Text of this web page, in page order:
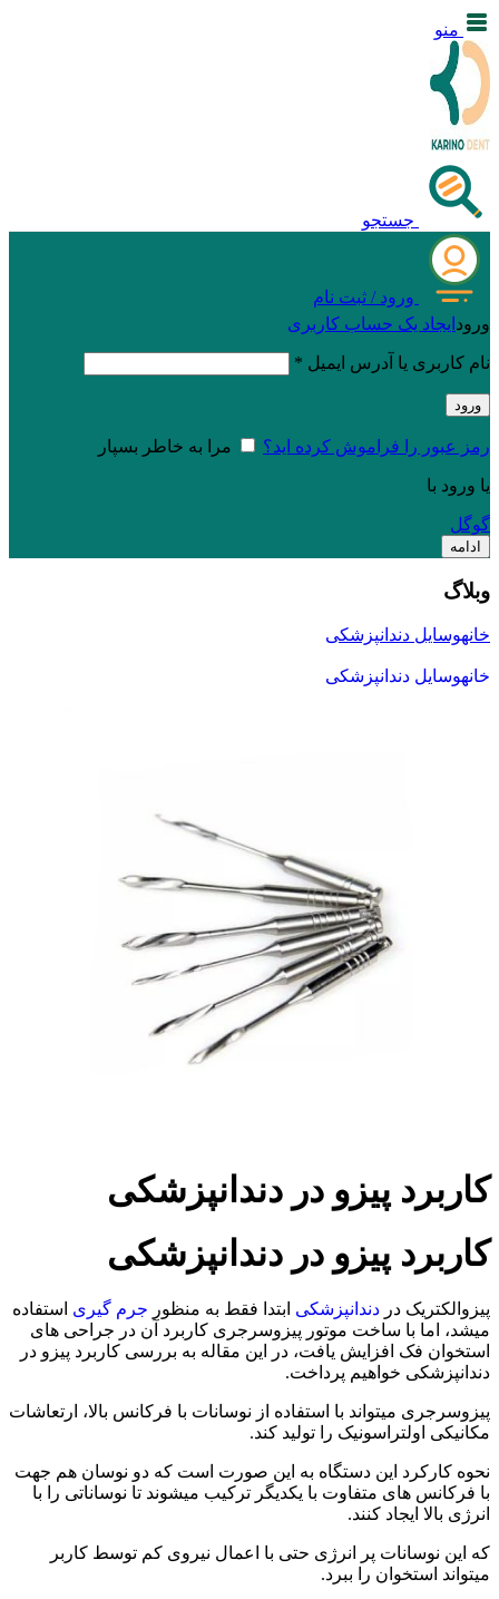
منو
جستجو
ورود / ثبت نام
ورود ایجاد یک حساب کاربری
نام کاربری یا آدرس ایمیل *
ورود
رمز عبور را فراموش کرده اید؟ مرا به خاطر بسپار
یا ورود با
گوگل
ادامه
وبلاگ
خانهوسایل دندانپزشکی
خانهوسایل دندانپزشکی
کاربرد پیزو در دندانپزشکی
کاربرد پیزو در دندانپزشکی
پیزوالکتریک در دندانپزشکی ابتدا فقط به منظور جرم گیری استفاده
میشد، اما با ساخت موتور پیزوسرجری کاربرد آن در جراحی های
استخوان فک افزایش یافت، در این مقاله به بررسی کاربرد پیزو در
دندانپزشکی خواهیم پرداخت.
پیزوسرجری میتواند با استفاده از نوسانات با فرکانس بالا، ارتعاشات
مکانیکی اولتراسونیک را تولید کند.
نحوه کارکرد این دستگاه به این صورت است که دو نوسان هم جهت
با فرکانس های متفاوت با یکدیگر ترکیب میشوند تا نوساناتی را با
انرژی بالا ایجاد کنند.
که این نوسانات پر انرژی حتی با اعمال نیروی کم توسط کاربر
میتواند استخوان را ببرد.